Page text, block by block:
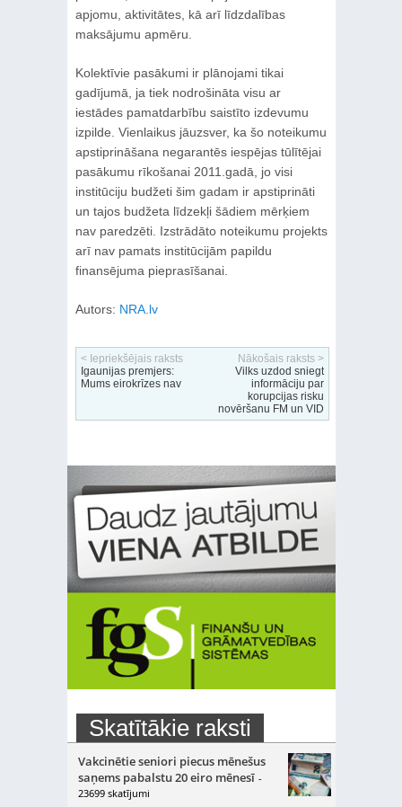
apjomu, aktivitātes, kā arī līdzdalības
maksājumu apmēru.
Kolektīvie pasākumi ir plānojami tikai
gadījumā, ja tiek nodrošināta visu ar
iestādes pamatdarbību saistīto izdevumu
izpilde. Vienlaikus jāuzsver, ka šo noteikumu
apstiprināšana negarantēs iespējas tūlītējai
pasākumu rīkošanai 2011.gadā, jo visi
institūciju budžeti šim gadam ir apstiprināti
un tajos budžeta līdzekļi šādiem mērķiem
nav paredzēti. Izstrādāto noteikumu projekts
arī nav pamats institūcijām papildu
finansējuma pieprasīšanai.
Autors: NRA.lv
< Iepriekšējais raksts
Igaunijas premjers:
Mums eirokrīzes nav
Nākošais raksts >
Vilks uzdod sniegt
informāciju par
korupcijas risku
novēršanu FM un VID
Skatītākie raksti
Vakcinētie seniori piecus mēnešus
saņems pabalstu 20 eiro mēnesī -
23699 skatījumi